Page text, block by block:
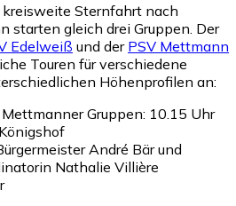
Sternfahrt nach
starten gleich drei Gruppen. Der
Edelweiß und der PSV Mettmann
Touren für verschiedene
Höhenprofilen an:
Gruppen: 10.15 Uhr
André Bär und
Nathalie Villière